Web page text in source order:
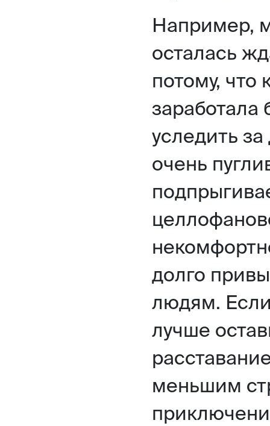
Например,
осталась
потому, что
заработала
уследить
очень
долго
людям. Если
лучше
меньшим